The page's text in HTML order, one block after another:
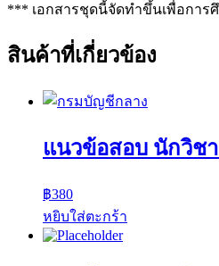
*** เอกสารชุดนี้จัดทำขึ้นเพื่อการ
สินค้าที่เกี่ยวข้อง
แนวข้อสอบ นักวิช
฿380
หยิบใส่ตะกร้า